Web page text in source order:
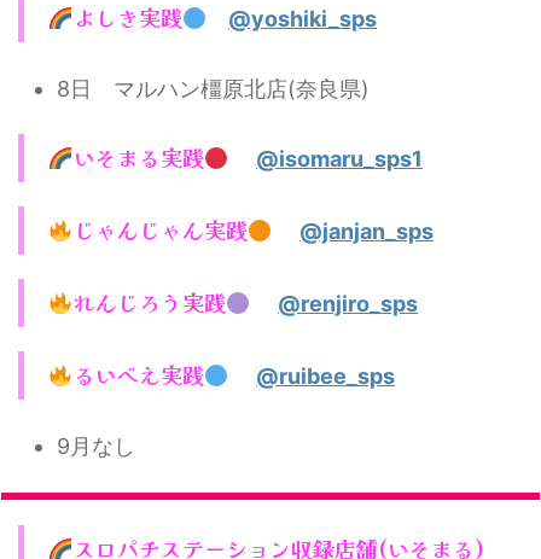
よしき実践 @yoshiki_sps
8日 マルハン橿原北店(奈良県)
いそまる実践 @isomaru_sps1
じゃんじゃん実践 @janjan_sps
れんじろう実践 @renjiro_sps
るいべえ実践 @ruibee_sps
9月なし
スロパチステーション収録店舗(いそまる)